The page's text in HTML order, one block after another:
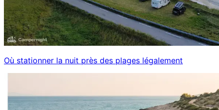
Où stationner la nuit près des plages légalement